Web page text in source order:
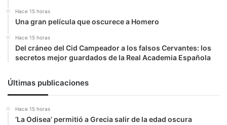
Hace 15 horas
Una gran película que oscurece a Homero
Hace 15 horas
Del cráneo del Cid Campeador a los falsos Cervantes: los
secretos mejor guardados de la Real Academia Española
Últimas publicaciones
Hace 15 horas
‘La Odisea’ permitió a Grecia salir de la edad oscura